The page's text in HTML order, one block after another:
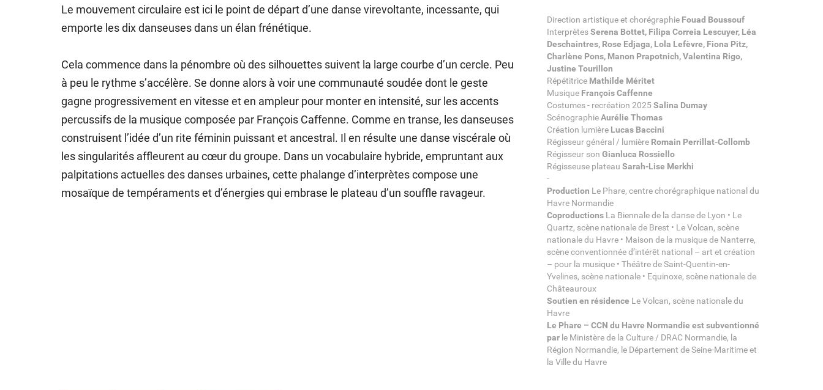
Le mouvement circulaire est ici le point de départ d’une danse virevoltante, incessante, qui
emporte les dix danseuses dans un élan frénétique.
Cela commence dans la pénombre où des silhouettes suivent la large courbe d’un cercle. Peu
à peu le rythme s’accélère. Se donne alors à voir une communauté soudée dont le geste
gagne progressivement en vitesse et en ampleur pour monter en intensité, sur les accents
percussifs de la musique composée par François Caffenne. Comme en transe, les danseuses
construisent l’idée d’un rite féminin puissant et ancestral. Il en résulte une danse viscérale où
les singularités affleurent au cœur du groupe. Dans un vocabulaire hybride, empruntant aux
palpitations actuelles des danses urbaines, cette phalange d’interprètes compose une
mosaïque de tempéraments et d’énergies qui embrase le plateau d’un souffle ravageur.
Direction artistique et chorégraphie Fouad Boussouf
InterprètesSerena Bottet, Filipa Correia Lescuyer, Léa
Deschaintres, Rose Edjaga, Lola Lefèvre, Fiona Pitz,
Charlène Pons, Manon Prapotnich, Valentina Rigo,
Justine Tourillon
Répétitrice Mathilde Méritet
Musique François Caffenne
Costumes - recréation 2025Salina Dumay
ScénographieAurélie Thomas
Création lumière Lucas Baccini
Régisseur général / lumière Romain Perrillat-Collomb
Régisseur son Gianluca Rossiello
Régisseuse plateau Sarah-Lise Merkhi
-
Production Le Phare, centre chorégraphique national du
Havre Normandie
Coproductions La Biennale de la danse de Lyon • Le
Quartz, scène nationale de Brest • Le Volcan, scène
nationale du Havre • Maison de la musique de Nanterre,
scène conventionnée d’intérêt national – art et création
– pour la musique • Théâtre de Saint-Quentin-en-
Yvelines, scène nationale • Equinoxe, scène nationale de
Châteauroux
Soutien en résidence Le Volcan, scène nationale du
Havre
Le Phare – CCN du Havre Normandie est subventionné
par le Ministère de la Culture / DRAC Normandie, la
Région Normandie, le Département de Seine-Maritime et
la Ville du Havre